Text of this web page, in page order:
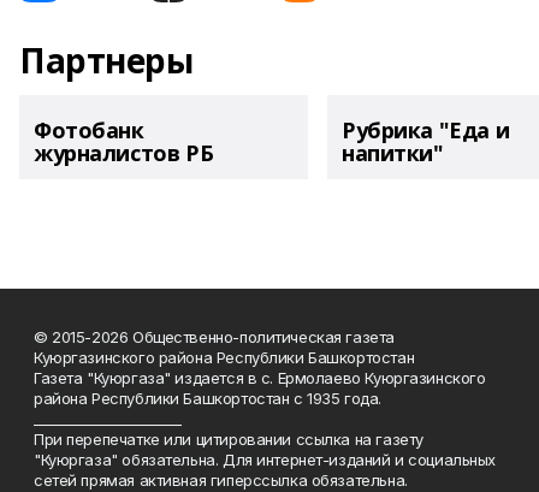
Партнеры
Фотобанк
журналистов РБ
Рубрика "Еда и
напитки"
© 2015-2026 Общественно-политическая газета
Куюргазинского района Республики Башкортостан
Газета "Куюргаза" издается в с. Ермолаево Куюргазинского
района Республики Башкортостан с 1935 года.
При перепечатке или цитировании ссылка на газету
"Куюргаза" обязательна. Для интернет-изданий и социальных
сетей прямая активная гиперссылка обязательна.